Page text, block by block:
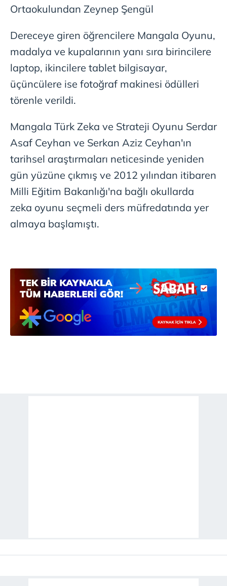
Ortaokulundan Zeynep Şengül
Dereceye giren öğrencilere Mangala Oyunu,
madalya ve kupalarının yanı sıra birincilere
laptop, ikincilere tablet bilgisayar,
üçüncülere ise fotoğraf makinesi ödülleri
törenle verildi.
Mangala Türk Zeka ve Strateji Oyunu Serdar
Asaf Ceyhan ve Serkan Aziz Ceyhan'ın
tarihsel araştırmaları neticesinde yeniden
gün yüzüne çıkmış ve 2012 yılından itibaren
Milli Eğitim Bakanlığı'na bağlı okullarda
zeka oyunu seçmeli ders müfredatında yer
almaya başlamıştı.